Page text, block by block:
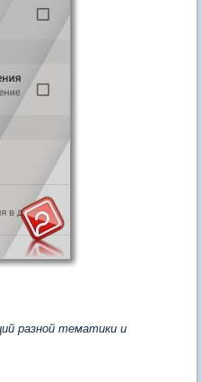
разной тематики и